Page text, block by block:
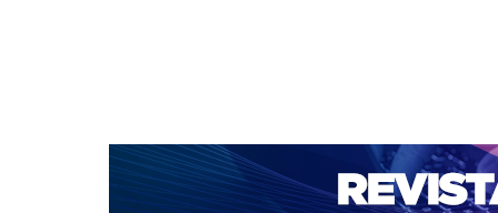
CAPA SOBRE ACESSO CADASTRO
NOTÍCIAS
PORTAL DE REVISTAS DA UNIFACS
PARA AVALIADORES
NOVA SUBMISSÃO